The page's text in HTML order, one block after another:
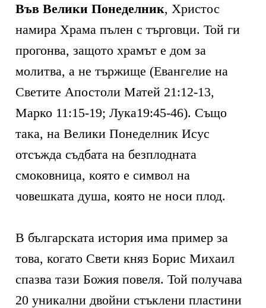
Във Велики Понеделник, Христос
намира Храма пълен с търговци. Той ги
прогонва, защото храмът е дом за
молитва, а не тържище (Евангелие на
Светите Апостоли Матей 21:12-13,
Марко 11:15-19; Лука19:45-46). Също
така, на Велики Понеделник Исус
отсъжда съдбата на безплодната
смоковница, която е символ на
човешката душа, която не носи плод.
В българската история има пример за
това, когато Свети княз Борис Михаил
спазва тази Божия повеля. Той получава
20 уникални двойни стъклени пластини